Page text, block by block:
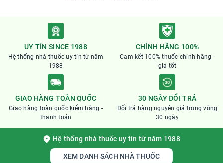
UY TÍN SINCE 1988
Hệ thống nhà thuốc uy tín từ năm
1988
CHÍNH HÃNG 100%
Cam kết 100% thuốc chính hãng -
giá tốt
GIAO HÀNG TOÀN QUỐC
Giao hàng toàn quốc kiểm hàng -
thanh toán
30 NGÀY ĐỔI TRẢ
Đổi trả hàng nguyên giá trong vòng
30 ngày
Hệ thống nhà thuốc uy tín từ năm 1988
XEM DANH SÁCH NHÀ THUỐC